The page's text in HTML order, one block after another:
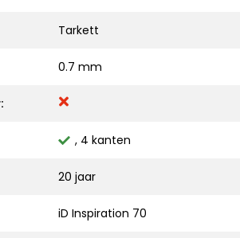
Tarkett
0.7 mm
, 4 kanten
20 jaar
iD Inspiration 70